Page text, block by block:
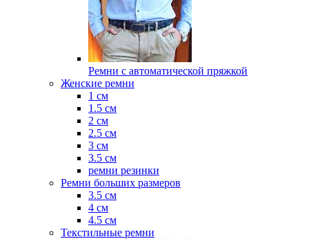
Ремни с автоматической пряжкой
Женские ремни
1 см
1.5 см
2 см
2.5 см
3 см
3.5 см
ремни резинки
Ремни больших размеров
3.5 см
4 см
4.5 см
Текстильные ремни